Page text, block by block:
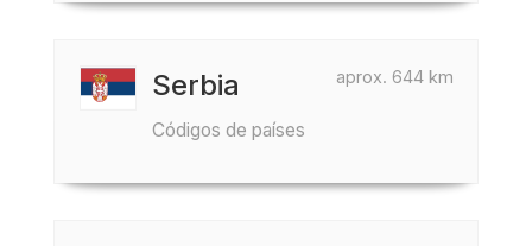
aprox. 644 km
Serbia
Códigos de países